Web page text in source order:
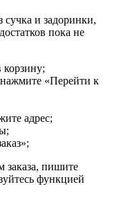
сучка и задоринки,
пока не
корзину;
«Перейти к
адрес;
заказа, пишите
функцией